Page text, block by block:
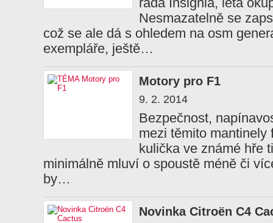
Nesmazatelně se
což se ale dá s ohledem na osm
exempláře, ještě…
Motory pro F1
9. 2. 2014
Bezpečnost,
mezi těmito mantinely
kulička ve známé hře
minimálně mluví o spoustě méně či
by…
Novinka Citroën C4